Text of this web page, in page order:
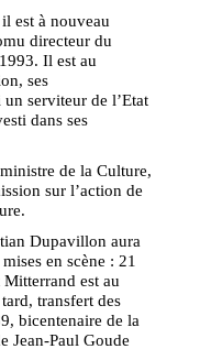
est à nouveau
directeur du
Il est au
ses
serviteur de l’Etat
dans ses
de la Culture,
sur l’action de
Dupavillon aura
en scène : 21
est au
transfert des
bicentenaire de la
Jean-Paul Goude